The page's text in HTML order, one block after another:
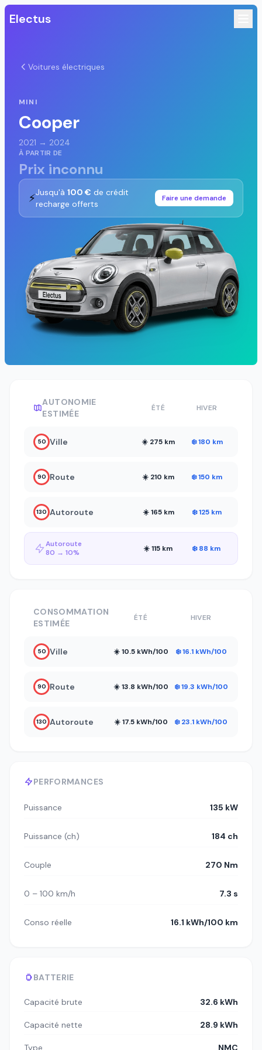
Electus
Voitures électriques
MINI
Cooper
2021 → 2024
À PARTIR DE
Prix inconnu
⚡Jusqu'à 100 € de crédit
recharge offerts
Faire une demande
AUTONOMIE
ESTIMÉE
ÉTÉ HIVER
50 Ville ☀️ 275 km ❄️ 180 km
90 Route ☀️ 210 km ❄️ 150 km
130 Autoroute ☀️ 165 km ❄️ 125 km
Autoroute
80 → 10%
☀️ 115 km ❄️ 88 km
PERFORMANCES
Puissance 135 kW
Puissance (ch) 184 ch
Couple 270 Nm
0 – 100 km/h 7.3 s
Conso réelle 16.1 kWh/100 km
BATTERIE
Capacité brute 32.6 kWh
Capacité nette 28.9 kWh
Type NMC
CONSOMMATION
ESTIMÉE
ÉTÉ HIVER
50 Ville ☀️ 10.5 kWh/100 ❄️ 16.1 kWh/100
90 Route ☀️ 13.8 kWh/100 ❄️ 19.3 kWh/100
130 Autoroute ☀️ 17.5 kWh/100 ❄️ 23.1 kWh/100